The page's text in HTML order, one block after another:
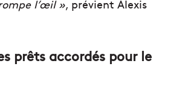
l’œil », prévient Alexis
prêts accordés pour le